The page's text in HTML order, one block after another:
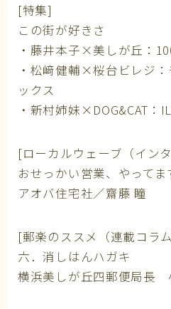
[特集]
この街が好きさ
・藤井本子×美しが丘：
・松﨑健輔×桜台ビレジ
ックス
・新村姉妹×DOG&CAT：
[ローカルウェーブ（イン
おせっかい営業、やってま
アオバ住宅社／齋藤 瞳
[郵楽のススメ（連載コラ
六．消しはんハガキ
横浜美しが丘四郵便局長